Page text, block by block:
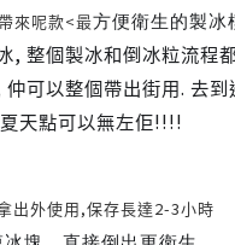
來呢款<最方便衛生的製冰
, 整個製冰和倒冰粒流程
仲可以整個帶出街用. 去到
天點可以無左佢!!!!
出外使用,保存長達2-3小時